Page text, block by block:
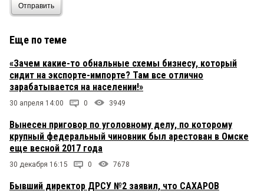
Отправить
Еще по теме
«Зачем какие-то обнальные схемы бизнесу, который
сидит на экспорте-импорте? Там все отлично
зарабатывается на населении!»
30 апреля 14:00 0 3949
Вынесен приговор по уголовному делу, по которому
крупный федеральный чиновник был арестован в Омске
еще весной 2017 года
30 декабря 16:15 0 7678
Бывший директор ДРСУ №2 заявил, что САХАРОВ